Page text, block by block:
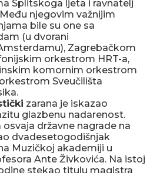
Splitskoga ljeta i ravnatelj
njegovim važnijim
bile su one sa
(u dvorani
Zagrebačkom
orkestrom HRT-a,
komornim orkestrom
Sveučilišta
zarana je iskazao
glazbenu nadarenost.
državne nagrade na
dvadesetogodišnjak
Muzičkoj akademiji u
Ante Živkovića. Na istoj
stekao titulu magistra